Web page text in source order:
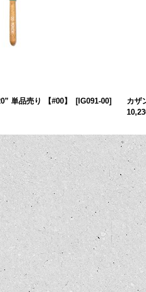
単品売り 【#00】 [IG091-00]
カザ